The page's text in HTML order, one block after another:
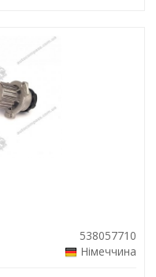
538057710
Німеччина